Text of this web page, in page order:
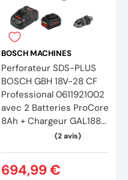
BOSCH MACHINES
Perforateur SDS-PLUS
BOSCH GBH 18V-28 CF
Professional 0611921002
avec 2 Batteries ProCore
8Ah + Chargeur GAL1880
CV en L-BOXX
694,99 €